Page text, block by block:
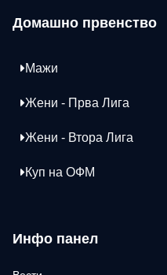
Домашно првенство
Мажи
Жени - Прва Лига
Жени - Втора Лига
Куп на ОФМ
Инфо панел